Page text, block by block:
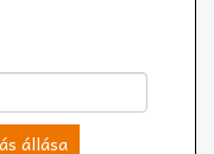
állása